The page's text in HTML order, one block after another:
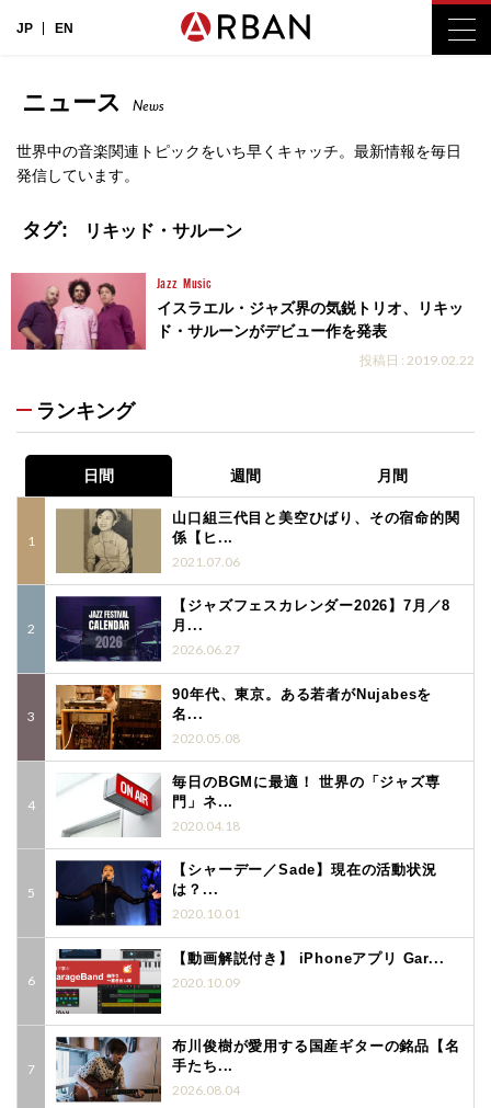
JP EN
ニュース News
世界中の音楽関連トピックをいち早くキャッチ。最新情報を毎日
発信しています。
タグ: リキッド・サルーン
Jazz Music
イスラエル・ジャズ界の気鋭トリオ、リキッ
ド・サルーンがデビュー作を発表
投稿日 : 2019.02.22
ランキング
日間 週間 月間
山口組三代目と美空ひばり、その宿命的関
係【ヒ...
2021.07.06
【ジャズフェスカレンダー2026】7月／8
月...
2026.06.27
90年代、東京。ある若者がNujabesを
名...
2020.05.08
毎日のBGMに最適！ 世界の「ジャズ専
門」ネ...
2020.04.18
【シャーデー／Sade】現在の活動状況
は？...
2020.10.01
【動画解説付き】 iPhoneアプリ Gar...
2020.10.09
布川俊樹が愛用する国産ギターの銘品【名
手たち...
2026.08.04